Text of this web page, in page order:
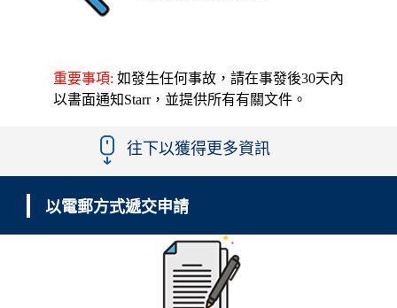
重要事項: 如發生任何事故，請在事發後30天內
以書面通知Starr，並提供所有有關文件。
往下以獲得更多資訊
以電郵方式遞交申請